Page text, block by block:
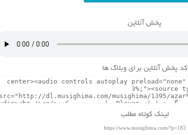
پخش آنلاین
کد پخش آنلاین برای وبلاگ ها
لینک کوتاه مطلب
https://www.musighima.com/?p=182